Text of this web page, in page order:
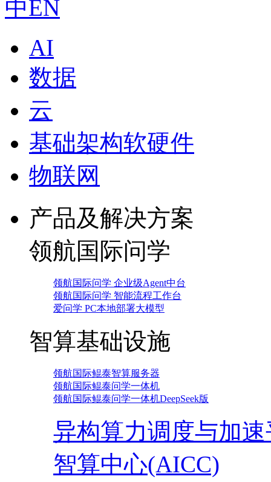
中EN
AI
数据
云
基础架构软硬件
物联网
产品及解决方案
领航国际问学
领航国际问学 企业级Agent中台
领航国际问学 智能流程工作台
爱问学 PC本地部署大模型
智算基础设施
领航国际鲲泰智算服务器
领航国际鲲泰问学一体机
领航国际鲲泰问学一体机DeepSeek版
异构算力调度与加
智算中心(AICC)